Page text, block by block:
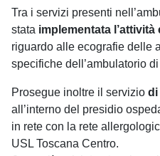
Tra i servizi presenti
stata implementata
riguardo alle ecografie delle
specifiche dell’ambulatorio
Prosegue inoltre il servizio di
all’interno del presidio
in rete con la rete
USL Toscana Centro.